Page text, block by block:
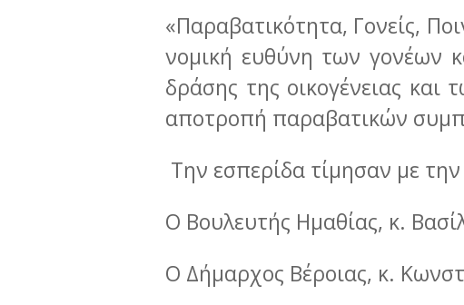
«Παραβατικότητα, Γονείς,
νομική ευθύνη των γονέων
δράσης της οικογένειας
αποτροπή παραβατικών
Την εσπερίδα τίμησαν με
Ο Βουλευτής Ημαθίας, κ.
Ο Δήμαρχος Βέροιας, κ.